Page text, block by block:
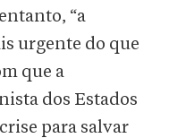
“a
urgente do que
que a
dos Estados
para salvar